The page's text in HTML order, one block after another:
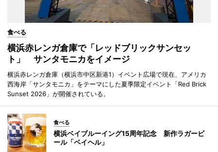
食べる
横浜赤レンガ倉庫で「レッドブリックサンセッ
ト」 サンタモニカをイメージ
横浜赤レンガ倉庫（横浜市中区新港1）イベント広場で現在、アメリカ
西海岸「サンタモニカ」をテーマにした夏季限定イベント「Red Brick
Sunset 2026」が開催されている。
食べる
横浜ベイブルーイング15周年記念 新作ラガービ
ール「ベイヘル」